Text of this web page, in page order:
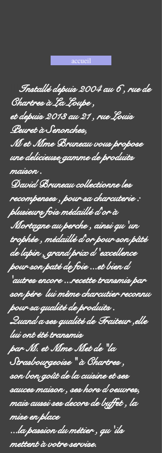
accueil
IIIInstallé depuis 2004 au 6 , rue de
Chartres à La Loupe ,
et depuis 2013 au 21 , rue Louis
Peuret à Senonches,
M et Mme Bruneau vous propose
une delicieuse gamme de produits
maison .
David Bruneau collectionne les
recompenses , pour sa charcuterie :
plusieurs fois médaillé d'or à
Mortagne au perche , ainsi qu 'un
trophée , médaillé d'or pour son pâté
de lapin , grand prix d 'excellence
pour son paté de foie ...et bien d
'autres encore ...recette transmis par
son pére lui même charcutier reconnu
pour sa qualité de produits .
Quand a ses qualité de Traiteur ,elle
lui ont été transmis
par M. et Mme Met de "la
Strasbourgeoise " à Chartres ,
son bon goût de la cuisine et ses
sauces maison , ses hors d oeuvres,
mais aussi ses decors de buffet , la
mise en place
...la passion du métier , qu 'ils
mettent à votre servise.